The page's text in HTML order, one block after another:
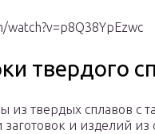
твердого
из твердых сплавов с
заготовок и изделий